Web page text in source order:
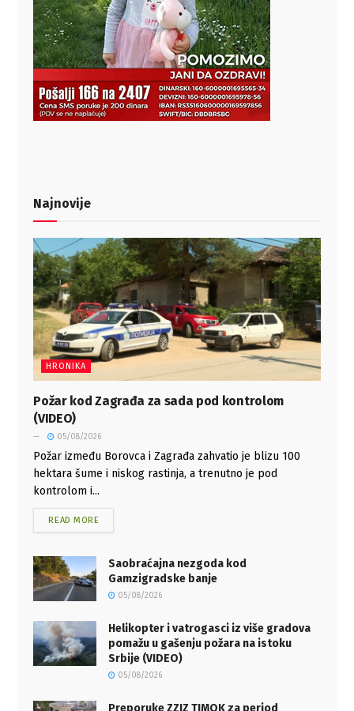
Najnovije
HRONIKA
Požar kod Zagrađa za sada pod kontrolom
(VIDEO)
05/08/2026
Požar između Borovca i Zagrađa zahvatio je blizu 100
hektara šume i niskog rastinja, a trenutno je pod
kontrolom i...
READ MORE
Saobraćajna nezgoda kod
Gamzigradske banje
05/08/2026
Helikopter i vatrogasci iz više gradova
pomažu u gašenju požara na istoku
Srbije (VIDEO)
05/08/2026